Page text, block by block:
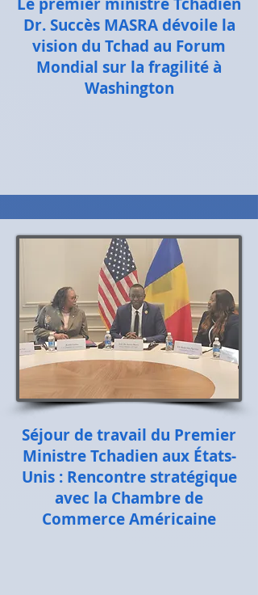
Dr. Succès MASRA dévoile la
vision du Tchad au Forum
Mondial sur la fragilité à
Washington
Séjour de travail du Premier
Ministre Tchadien aux États-
Unis : Rencontre stratégique
avec la Chambre de
Commerce Américaine